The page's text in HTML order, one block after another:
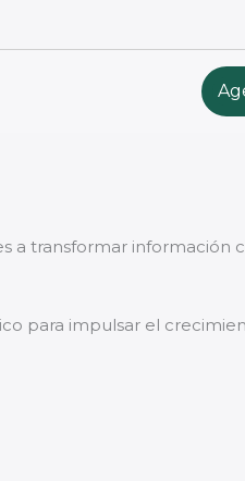
a transformar información
para impulsar el